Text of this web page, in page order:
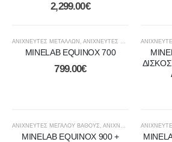
2,299.00€
ΑΝΙΧΝΕΥΤΕΣ ΜΕΤΑΛΛΩΝ , ΑΝΙΧΝΕΥΤΈΣ ΧΡΥΣΟΎ ,ΔΆΣΗ
MINELAB EQUINOX 700
799.00€
ΑΝΙΧΝΕΥΤΈΣ ΜΕΓΆΛΟΎ ΒΆΘΟΥΣ , ΑΝΙΧΝΕΥΤΕΣ ΜΕΤΑΛΛΩΝ
MINELAB EQUINOX 900 +